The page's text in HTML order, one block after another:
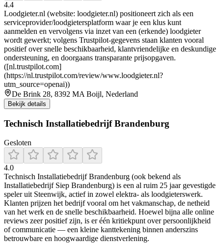
4.4
Loodgieter.nl (website: loodgieter.nl) positioneert zich als een
serviceprovider/loodgietersplatform waar je een klus kunt
aanmelden en vervolgens via inzet van een (erkende) loodgieter
wordt gewerkt; volgens Trustpilot-gegevens staan klanten vooral
positief over snelle beschikbaarheid, klantvriendelijke en deskundige
ondersteuning, en doorgaans transparante prijsopgaven.
([nl.trustpilot.com]
(https://nl.trustpilot.com/review/www.loodgieter.nl?
utm_source=openai))
De Brink 28, 8392 MA Boijl, Nederland
Bekijk details
Technisch Installatiebedrijf Brandenburg
Gesloten
4.0
Technisch Installatiebedrijf Brandenburg (ook bekend als
Installatiebedrijf Siep Brandenburg) is een al ruim 25 jaar gevestigde
speler uit Steenwijk, actief in zowel elektra- als loodgieterswerk.
Klanten prijzen het bedrijf vooral om het vakmanschap, de netheid
van het werk en de snelle beschikbaarheid. Hoewel bijna alle online
reviews zeer positief zijn, is er één kritiekpunt over persoonlijkheid
of communicatie — een kleine kanttekening binnen anderszins
betrouwbare en hoogwaardige dienstverlening.